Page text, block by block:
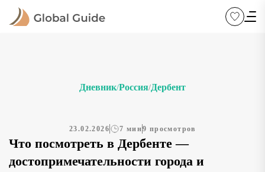
Дневник/Россия/Дербент
23.02.2026 7 мин9 просмотров
Что посмотреть в Дербенте —
достопримечательности города и